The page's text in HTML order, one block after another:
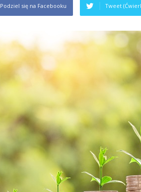
Podziel się na Facebooku Tweet